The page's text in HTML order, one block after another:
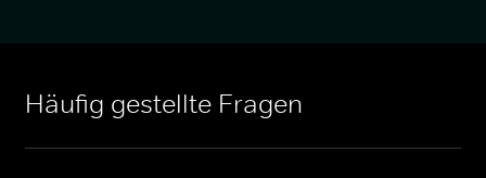
Häufig gestellte Fragen